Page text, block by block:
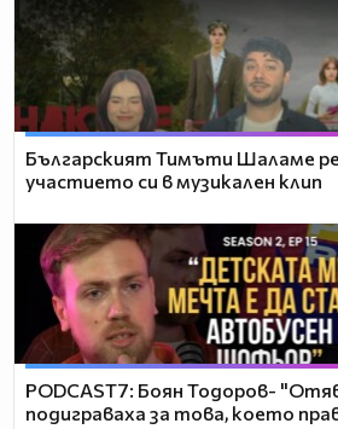
Българският Тимъти Шаламе
участието си в музикален клип
PODCAST7: ‪Боян Тодоров-
подиграваха за това, което